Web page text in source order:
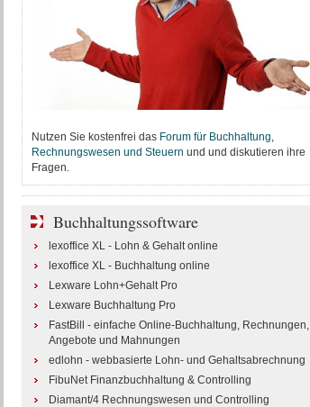
Nutzen Sie kostenfrei das Forum für Buchhaltung,
Rechnungswesen und Steuern und und diskutieren ihre
Fragen.
Buchhaltungssoftware
lexoffice XL - Lohn & Gehalt online
lexoffice XL - Buchhaltung online
Lexware Lohn+Gehalt Pro
Lexware Buchhaltung Pro
FastBill - einfache Online-Buchhaltung, Rechnungen,
Angebote und Mahnungen
edlohn - webbasierte Lohn- und Gehaltsabrechnung
FibuNet Finanzbuchhaltung & Controlling
Diamant/4 Rechnungswesen und Controlling